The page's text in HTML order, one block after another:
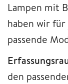
Lampen mit
haben wir
passende
den